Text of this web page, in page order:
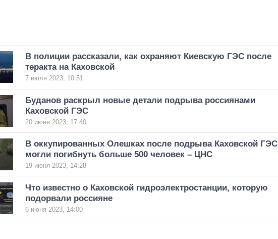
В полиции рассказали, как охраняют Киевскую ГЭС после
теракта на Каховской
7 июля 2023, 10:51
Буданов раскрыл новые детали подрыва россиянами
Каховской ГЭС
20 июня 2023, 17:40
В оккупированных Олешках после подрыва Каховской ГЭС
могли погибнуть больше 500 человек – ЦНС
19 июня 2023, 14:28
Что известно о Каховской гидроэлектростанции, которую
подорвали россияне
6 июня 2023, 14:00